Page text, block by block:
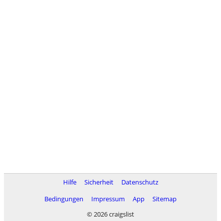
Hilfe Sicherheit
Datenschutz
Bedingungen
Impressum App
Sitemap
© 2026 craigslist